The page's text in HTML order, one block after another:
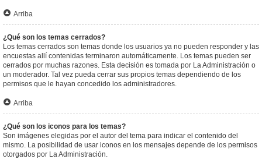
Arriba
¿Qué son los temas cerrados?
Los temas cerrados son temas donde los usuarios ya no pueden responder y las
encuestas allí contenidas terminaron automáticamente. Los temas pueden ser
cerrados por muchas razones. Esta decisión es tomada por La Administración o
un moderador. Tal vez pueda cerrar sus propios temas dependiendo de los
permisos que le hayan concedido los administradores.
Arriba
¿Qué son los iconos para los temas?
Son imágenes elegidas por el autor del tema para indicar el contenido del
mismo. La posibilidad de usar iconos en los mensajes depende de los permisos
otorgados por La Administración.